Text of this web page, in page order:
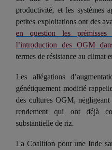
productivité, et les systèmes
petites exploitations ont des
en question les prémisses
l’introduction des OGM
termes de résistance au climat
Les allégations
génétiquement modifié
des cultures OGM, négligeant
rendement qui ont déjà
substantielle de riz.
La Coalition pour une Inde